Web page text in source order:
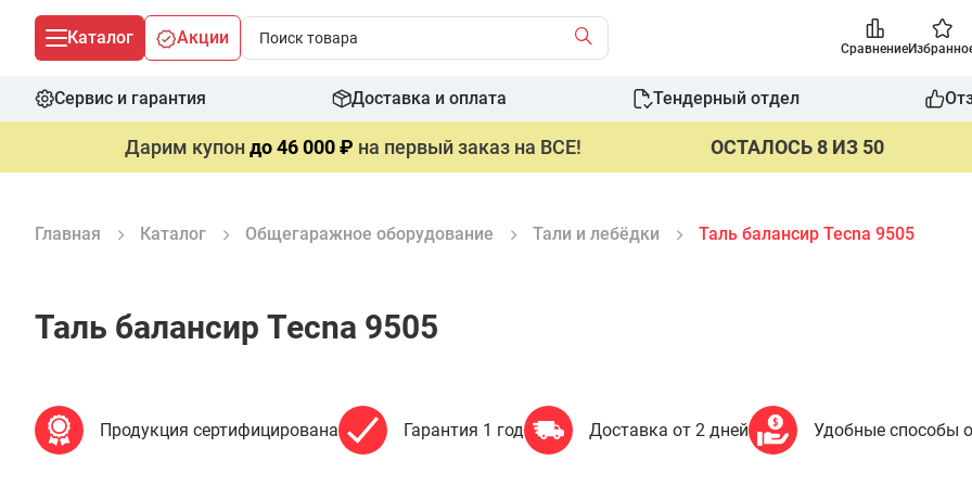
Каталог Акции
Сравнение
Сервис и гарантия Доставка и оплата Тендерный отдел
Дарим купондо 46 000 ₽ на первый заказ на ВСЕ! ОСТАЛОСЬ 8 ИЗ 50
Главная Каталог Общегаражное оборудование Тали и лебёдки Таль балансир Tecna 9505
Таль балансир Tecna 9505
Продукция сертифицирована Гарантия 1 год Доставка от 2 дней Удобные способы